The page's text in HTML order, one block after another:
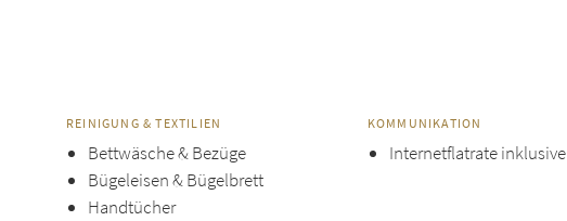
REINIGUNG & TEXTILIEN
Bettwäsche & Bezüge
Bügeleisen & Bügelbrett
Handtücher
KOMMUNIKATION
Internetflatrate inklusive